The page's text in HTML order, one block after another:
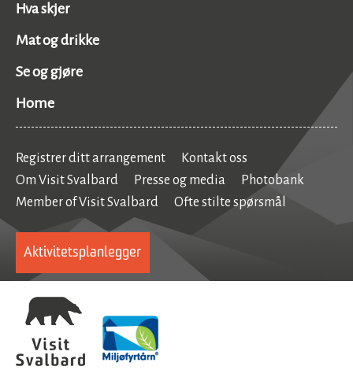
Hva skjer
Mat og drikke
Se og gjøre
Home
Registrer ditt arrangement
Kontakt oss
Om Visit Svalbard
Presse og media
Photobank
Member of Visit Svalbard
Ofte stilte spørsmål
Aktivitetsplanlegger